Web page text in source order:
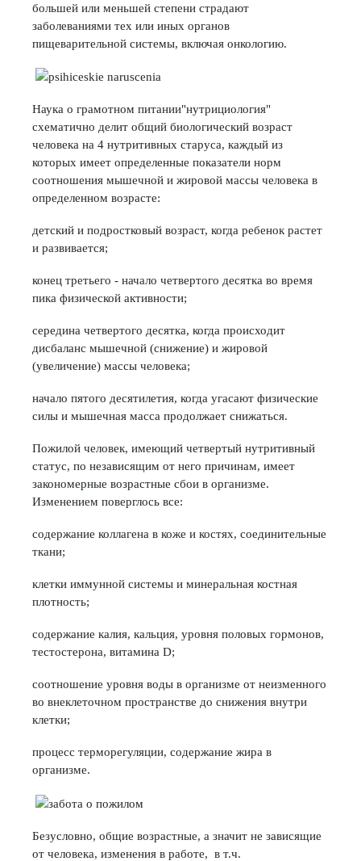
большей или меньшей степени страдают
заболеваниями тех или иных органов
пищеварительной системы, включая онкологию.
Наука о грамотном питании"нутрициология"
схематично делит общий биологический возраст
человека на 4 нутритивных старуса, каждый из
которых имеет определенные показатели норм
соотношения мышечной и жировой массы человека в
определенном возрасте:
детский и подростковый возраст, когда ребенок растет
и развивается;
конец третьего - начало четвертого десятка во время
пика физической активности;
середина четвертого десятка, когда происходит
дисбаланс мышечной (снижение) и жировой
(увеличение) массы человека;
начало пятого десятилетия, когда угасают физические
силы и мышечная масса продолжает снижаться.
Пожилой человек, имеющий четвертый нутритивный
статус, по независящим от него причинам, имеет
закономерные возрастные сбои в организме.
Изменением поверглось все:
содержание коллагена в коже и костях, соединительные
ткани;
клетки иммунной системы и минеральная костная
плотность;
содержание калия, кальция, уровня половых гормонов,
тестостерона, витамина D;
соотношение уровня воды в организме от неизменного
во внеклеточном пространстве до снижения внутри
клетки;
процесс терморегуляции, содержание жира в
организме.
Безусловно, общие возрастные, а значит не зависящие
от человека, изменения в работе, в т.ч.